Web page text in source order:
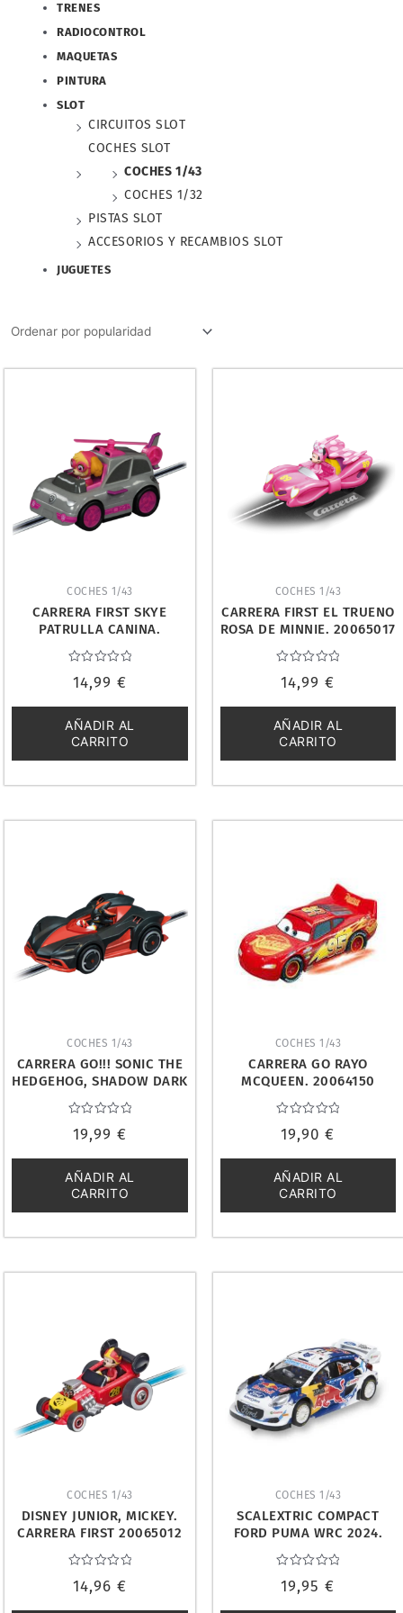
TRENES
RADIOCONTROL
MAQUETAS
PINTURA
SLOT
CIRCUITOS SLOT
COCHES SLOT
COCHES 1/43
COCHES 1/32
PISTAS SLOT
ACCESORIOS Y RECAMBIOS SLOT
JUGUETES
COCHES 1/43
CARRERA FIRST SKYE
PATRULLA CANINA.
20065027
con
de
5
14,99 €
AÑADIR AL
CARRITO
COCHES 1/43
CARRERA FIRST EL TRUENO
ROSA DE MINNIE. 20065017
con
de
5
14,99€
AÑADIR AL
CARRITO
COCHES 1/43
CARRERA GO!!! SONIC THE
HEDGEHOG, SHADOW DARK
REAPER. 20064219
con
de
5
19,99 €
AÑADIR AL
CARRITO
COCHES 1/43
CARRERA GO RAYO
MCQUEEN. 20064150
con
de
5
19,90€
AÑADIR AL
CARRITO
COCHES 1/43
DISNEY JUNIOR, MICKEY.
CARRERA FIRST 20065012
con
14,96 €
COCHES 1/43
SCALEXTRIC COMPACT
FORD PUMA WRC 2024.
C10574S300
con
19,95€